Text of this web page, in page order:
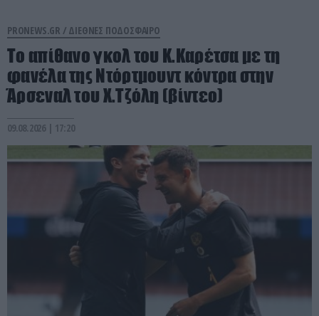
PRONEWS.GR / ΔΙΕΘΝΕΣ ΠΟΔΟΣΦΑΙΡΟ
Το απίθανο γκολ του Κ.Καρέτσα με τη
φανέλα της Ντόρτμουντ κόντρα στην
Άρσεναλ του Χ.Τζόλη (βίντεο)
09.08.2026 | 17:20